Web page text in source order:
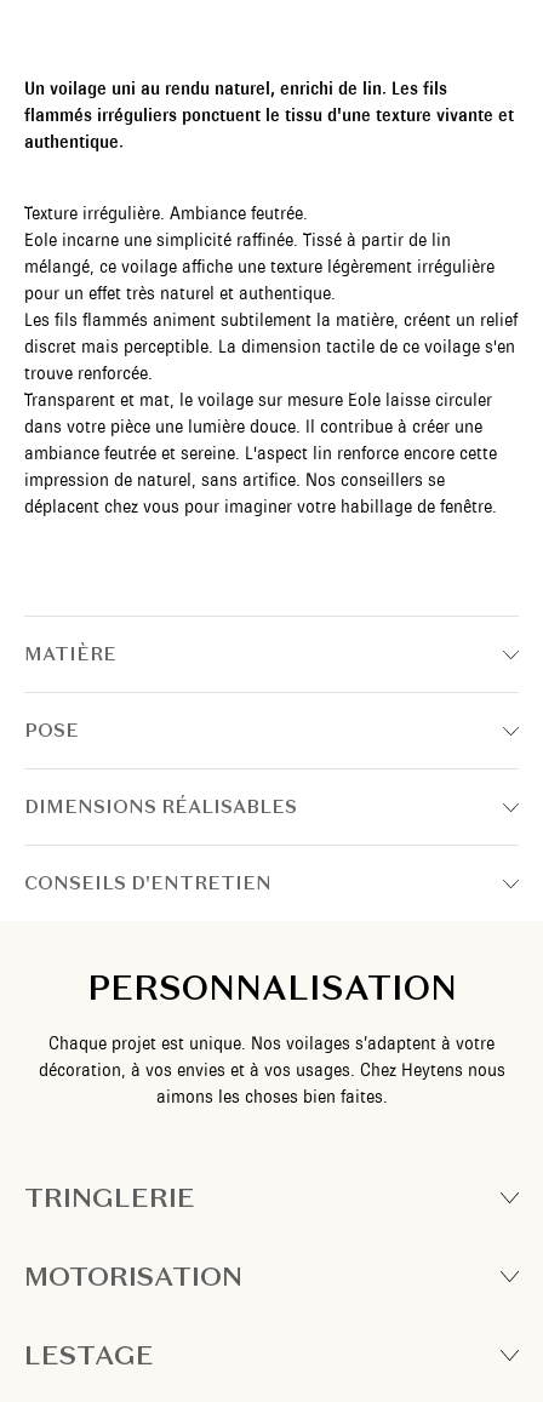
Un voilage uni au rendu naturel, enrichi de lin. Les fils
flammés irréguliers ponctuent le tissu d'une texture vivante et
authentique.
Texture irrégulière. Ambiance feutrée.
Eole incarne une simplicité raffinée. Tissé à partir de lin
mélangé, ce voilage affiche une texture légèrement irrégulière
pour un effet très naturel et authentique.
Les fils flammés animent subtilement la matière, créent un relief
discret mais perceptible. La dimension tactile de ce voilage s'en
trouve renforcée.
Transparent et mat, le voilage sur mesure Eole laisse circuler
dans votre pièce une lumière douce. Il contribue à créer une
ambiance feutrée et sereine. L'aspect lin renforce encore cette
impression de naturel, sans artifice. Nos conseillers se
déplacent chez vous pour imaginer votre habillage de fenêtre.
MATIÈRE
POSE
DIMENSIONS RÉALISABLES
CONSEILS D'ENTRETIEN
PERSONNALISATION
Chaque projet est unique. Nos voilages s’adaptent à votre
décoration, à vos envies et à vos usages. Chez Heytens nous
aimons les choses bien faites.
TRINGLERIE
MOTORISATION
LESTAGE